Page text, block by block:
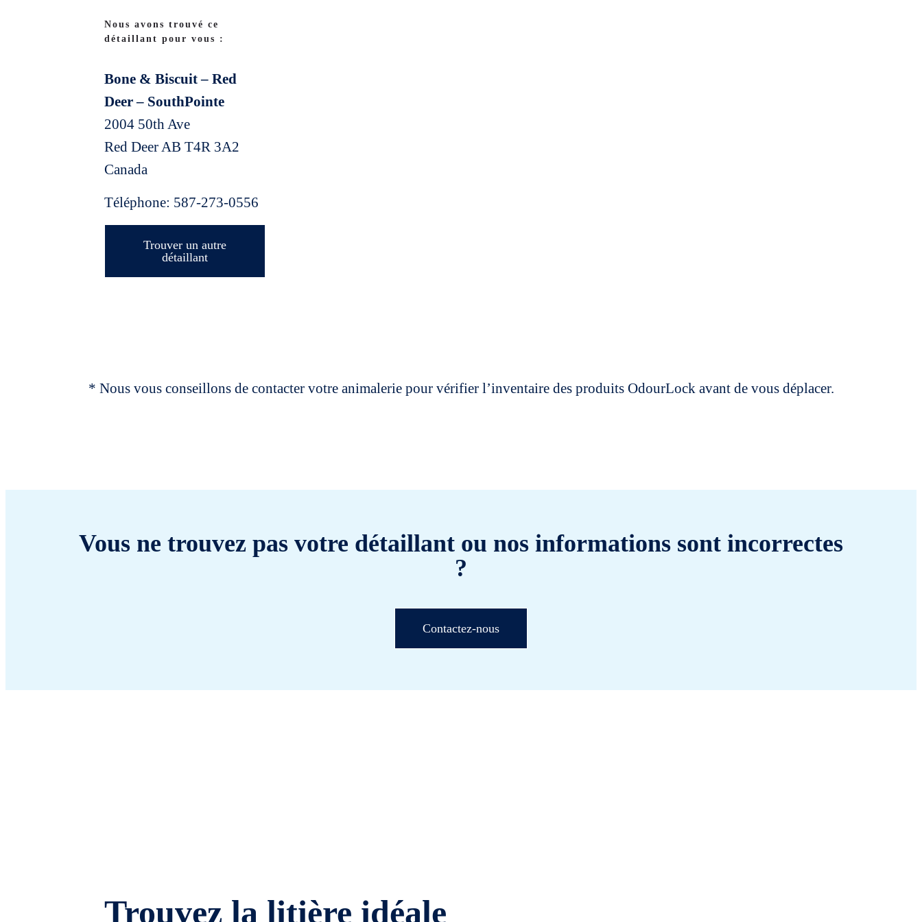
Nous avons trouvé ce
détaillant pour vous :
Bone & Biscuit – Red
Deer – SouthPointe
2004 50th Ave
Red DeerAB T4R 3A2
Canada
Téléphone: 587-273-0556
Trouver un autre
détaillant
* Nous vous conseillons de contacter votre animalerie pour vérifier l’inventaire des produits OdourLock avant de vous déplacer.
Vous ne trouvez pas votre détaillant ou nos informations sont incorrectes
?
Contactez-nous
Trouvez la litière idéale